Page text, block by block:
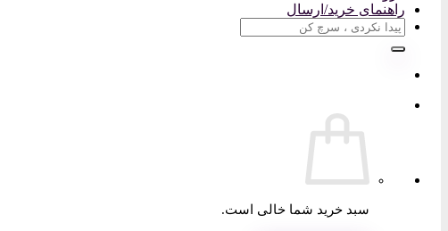
راهنمای خرید/ارسال
جستجو
سبد خرید شما خالی است.